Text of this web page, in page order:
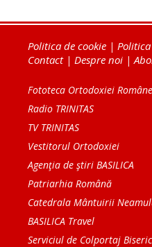
Politica de cookie |
Contact| Despre noi |
Fototeca Ortodoxiei
Radio TRINITAS
TV TRINITAS
Vestitorul Ortodoxiei
Agenţia de ştiri BASILICA
Patriarhia Română
Catedrala Mântuirii
BASILICA Travel
Serviciul de Colportaj